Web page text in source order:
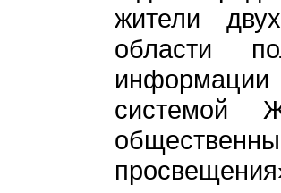
жители
области
системой